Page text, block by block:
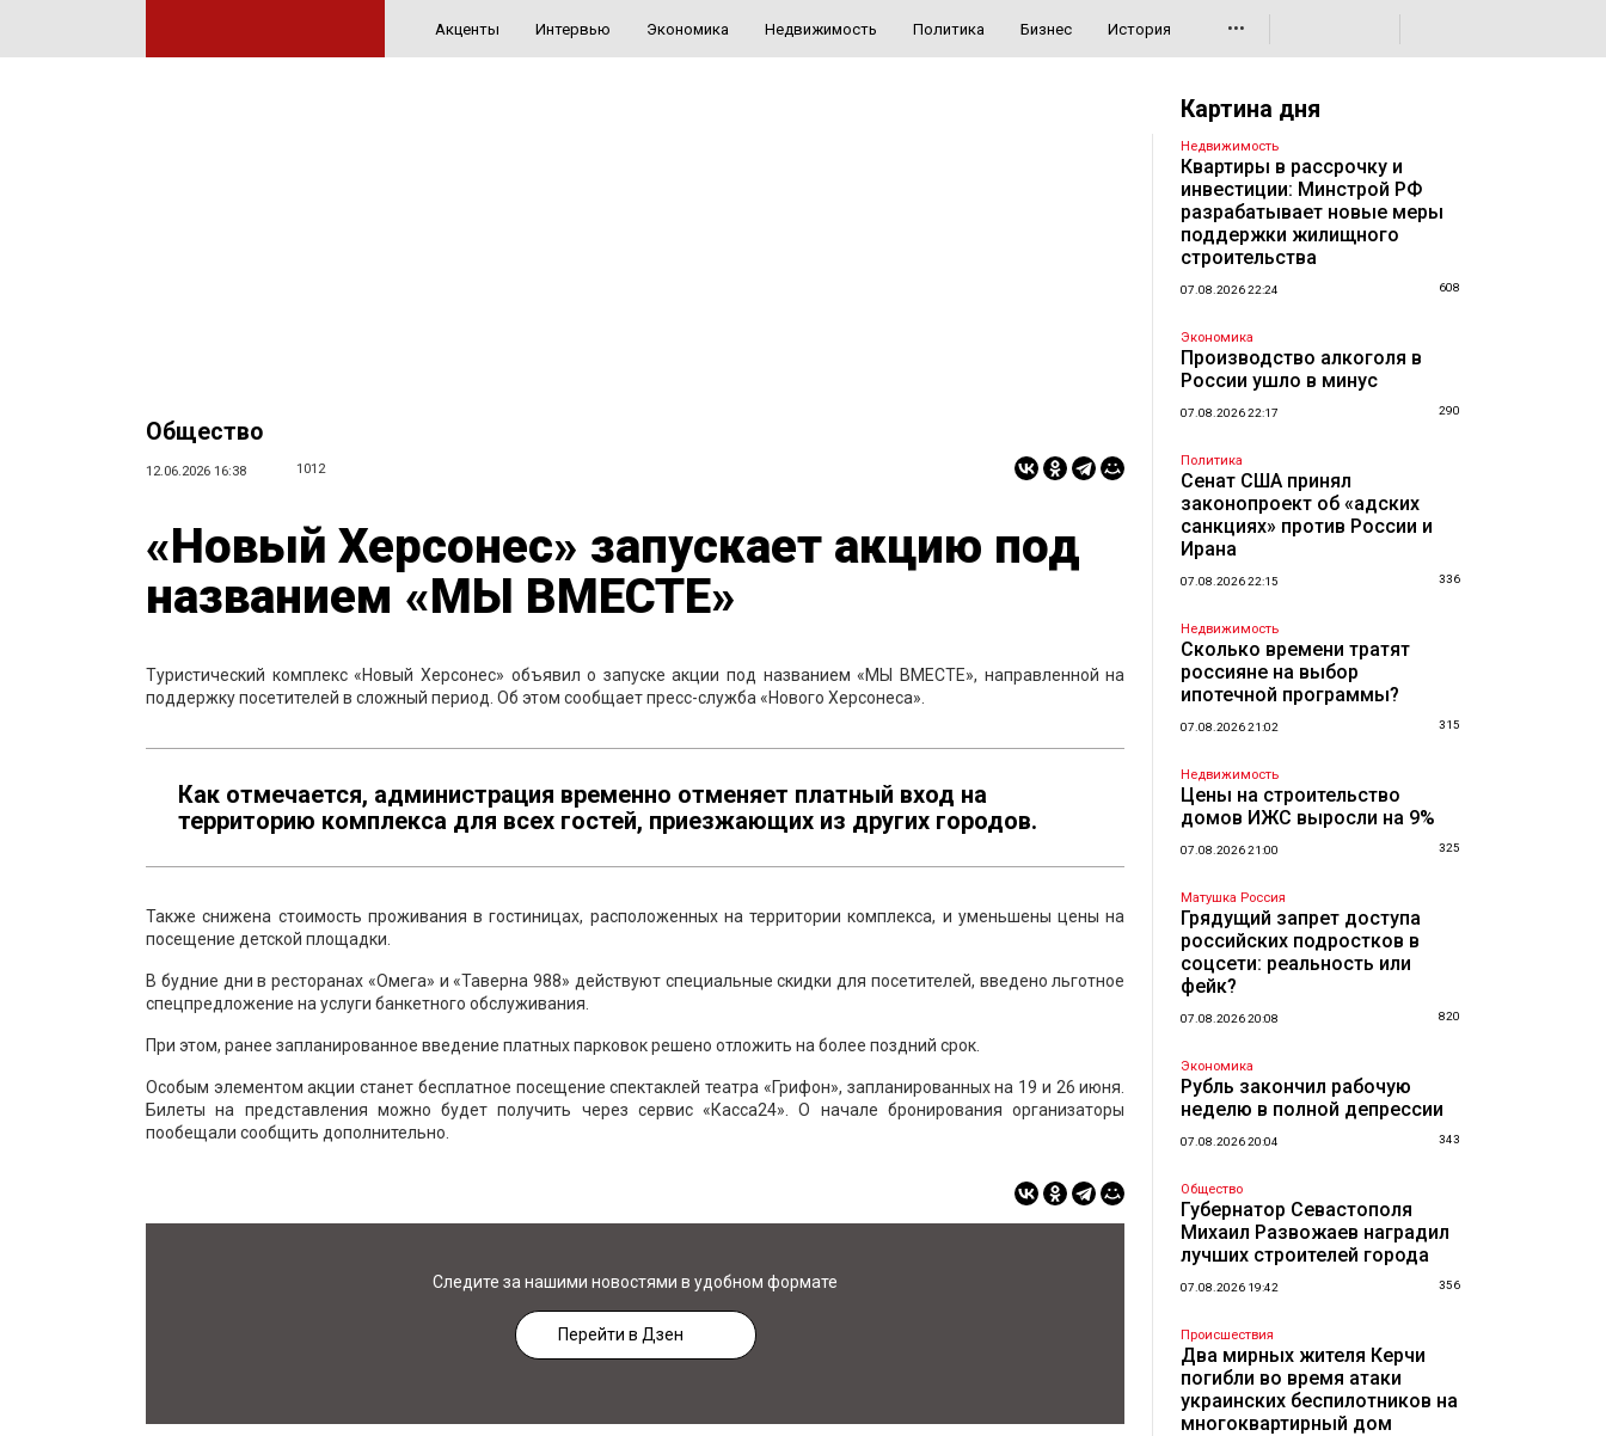
Акценты Интервью Экономика Недвижимость Политика Бизнес История •••
Общество
12.06.2026 16:38 1012
«Новый Херсонес» запускает акцию под
названием «МЫ ВМЕСТЕ»
Туристический комплекс «Новый Херсонес» объявил о запуске акции под названием «МЫ ВМЕСТЕ», направленной на
поддержку посетителей в сложный период. Об этом сообщает пресс-служба «Нового Херсонеса».
Как отмечается, администрация временно отменяет платный вход на
территорию комплекса для всех гостей, приезжающих из других городов.
Также снижена стоимость проживания в гостиницах, расположенных на территории комплекса, и уменьшены цены на
посещение детской площадки.
В будние дни в ресторанах «Омега» и «Таверна 988» действуют специальные скидки для посетителей, введено льготное
спецпредложение на услуги банкетного обслуживания.
При этом, ранее запланированное введение платных парковок решено отложить на более поздний срок.
Особым элементом акции станет бесплатное посещение спектаклей театра «Грифон», запланированных на 19 и 26 июня.
Билеты на представления можно будет получить через сервис «Касса24». О начале бронирования организаторы
пообещали сообщить дополнительно.
Следите за нашими новостями в удобном формате
Перейти в Дзен
Картина дня
Недвижимость
Квартиры в рассрочку и
инвестиции: Минстрой РФ
разрабатывает новые меры
поддержки жилищного
строительства
07.08.2026 22:24 608
Экономика
Производство алкоголя в
России ушло в минус
07.08.2026 22:17 290
Политика
Сенат США принял
законопроект об «адских
санкциях» против России и
Ирана
07.08.2026 22:15 336
Недвижимость
Сколько времени тратят
россияне на выбор
ипотечной программы?
07.08.2026 21:02 315
Недвижимость
Цены на строительство
домов ИЖС выросли на 9%
07.08.2026 21:00 325
Матушка Россия
Грядущий запрет доступа
российских подростков в
соцсети: реальность или
фейк?
07.08.2026 20:08 820
Экономика
Рубль закончил рабочую
неделю в полной депрессии
07.08.2026 20:04 343
Общество
Губернатор Севастополя
Михаил Развожаев наградил
лучших строителей города
07.08.2026 19:42 356
Происшествия
Два мирных жителя Керчи
погибли во время атаки
украинских беспилотников на
многоквартирный дом